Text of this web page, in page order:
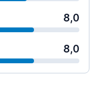
8,0
8,0